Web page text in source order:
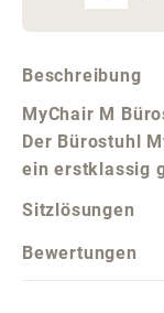
Beschreibung
MyChair M
Der Bürostuhl
ein erstklassig
Sitzlösungen
Bewertungen